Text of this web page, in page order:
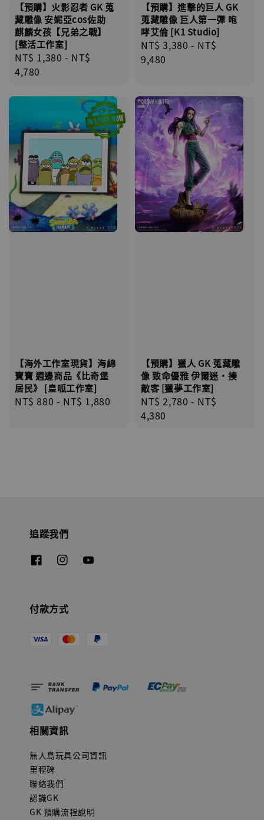
【預購】火影忍者 GK 蒐
藏雕像 安妮亞cos佐助
麒麟女孩【兄弟之戰】
[整活工作室]
Regular
price
NT$ 1,380 - NT$
4,780
【預購】進擊的巨人 GK
蒐藏雕像 巨人第一彈 咆
哮艾倫 [K1 Studio]
Regular
price
NT$ 3,380 - NT$
9,480
【海外工作室現貨】海綿
寶寶 週邊商品《比奇堡
居民》 [皇呱工作室]
Regular
NT$ 880 - NT$ 1,880
【預購】獵人 GK 蒐藏雕
像 致命優雅 伊爾迷·揍
敵客 [獵夢工作室]
Regular
price
NT$ 2,780 - NT$
4,380
追蹤我們
付款方式
相關資訊
無人島玩具公司資訊
里程碑
聯絡我們
認識GK
GK 預購流程說明